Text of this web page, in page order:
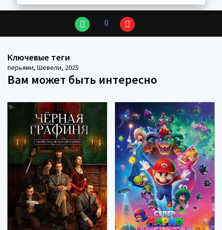
0
Ключевые теги
перьями, Шевели, 2025
Вам может быть интересно